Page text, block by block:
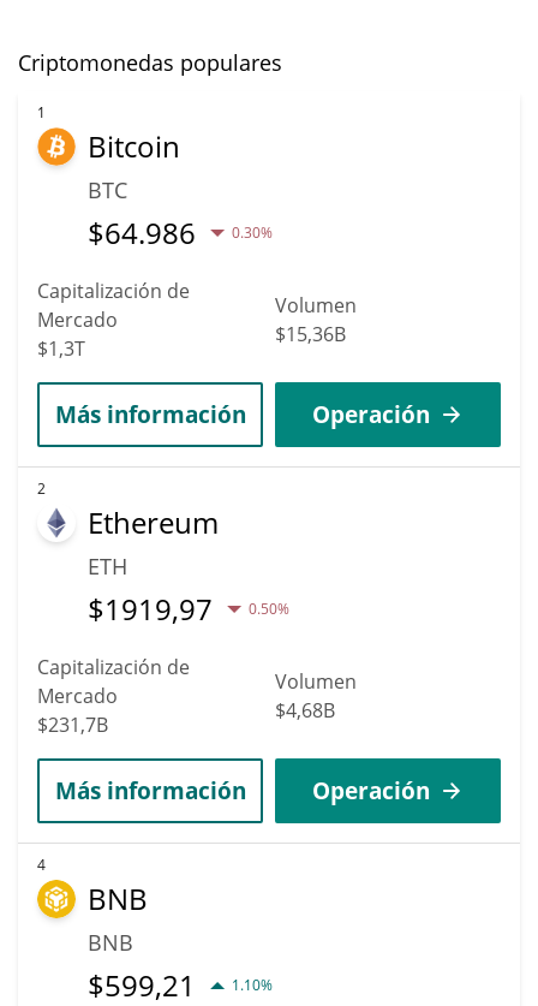
Criptomonedas populares
1
Bitcoin
BTC
$64.986 0.30%
Capitalización de
Mercado
$1,3T
Volumen
$15,36B
Más información Operación
2
Ethereum
ETH
$1919,97 0.50%
Capitalización de
Mercado
$231,7B
Volumen
$4,68B
Más información Operación
4
BNB
BNB
$599,21 1.10%